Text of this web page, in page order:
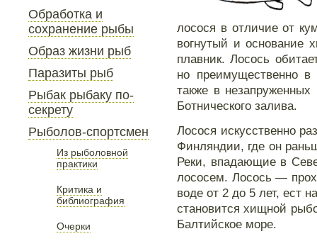
Обработка и
сохранение рыбы
Образ жизни рыб
Паразиты рыб
Рыбак рыбаку по-
секрету
Рыболов-спортсмен
Из рыболовной
практики
Критика и
библиография
Очерки
лосося в отличие от
вогнутый и основание
плавник. Лосось
но преимущественно в
также в
Ботнического залива.
Лосося искусственно
Финляндии, где он
Реки, впадающие в
лососем. Лосось —
воде от 2 до 5 лет, ест
становится хищной
Балтийское море.